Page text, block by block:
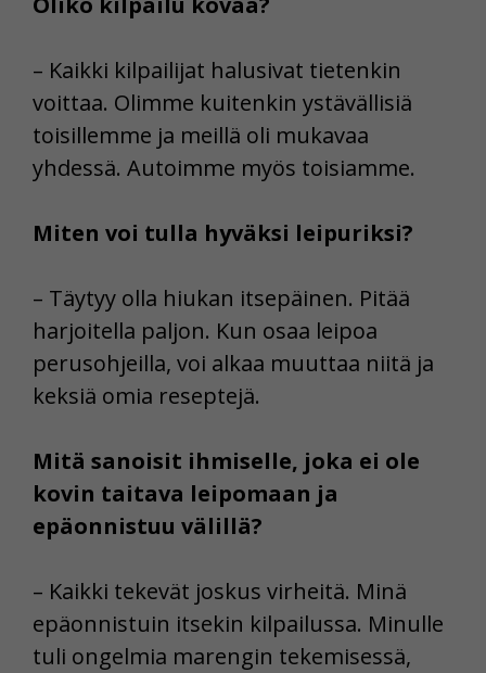
– Kaikki kilpailijat halusivat tietenkin
voittaa. Olimme kuitenkin ystävällisiä
toisillemme ja meillä oli mukavaa
yhdessä. Autoimme myös toisiamme.
Miten voi tulla hyväksi leipuriksi?
– Täytyy olla hiukan itsepäinen. Pitää
harjoitella paljon. Kun osaa leipoa
perusohjeilla, voi alkaa muuttaa niitä ja
keksiä omia reseptejä.
Mitä sanoisit ihmiselle, joka ei ole
kovin taitava leipomaan ja
epäonnistuu välillä?
– Kaikki tekevät joskus virheitä. Minä
epäonnistuin itsekin kilpailussa. Minulle
tuli ongelmia marengin tekemisessä,